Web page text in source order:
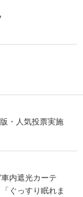
・人気投票実施
内遮光カーテ
ぐっすり眠れま